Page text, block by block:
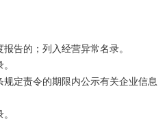
关证明材料，工商行政管理部门应当
告的；列入经营异常名录。
定责令的期限内公示有关企业信息